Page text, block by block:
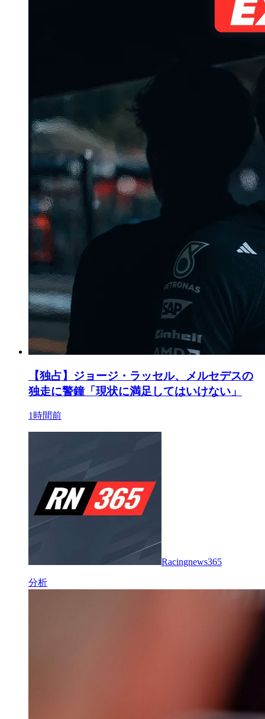
【独占】ジョージ・ラッセル、メルセデスの
独走に警鐘「現状に満足してはいけない」
1時間前
Racingnews365
分析